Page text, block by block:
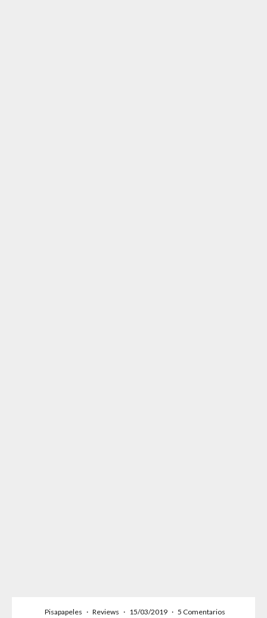
Pisapapeles · Reviews · 15/03/2019 · 5 Comentarios